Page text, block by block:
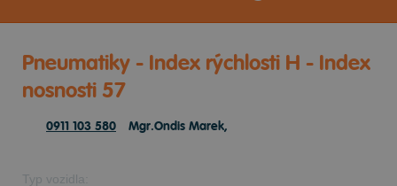
Pneumatiky - Index rýchlosti H - Index
nosnosti 57
0911 103 580 Mgr.Ondis Marek,
Typ vozidla: